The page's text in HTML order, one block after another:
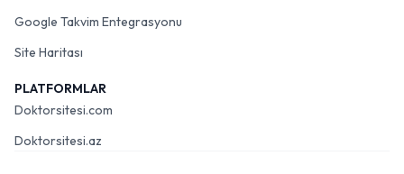
Google Takvim Entegrasyonu
Site Haritası
PLATFORMLAR
Doktorsitesi.com
Doktorsitesi.az